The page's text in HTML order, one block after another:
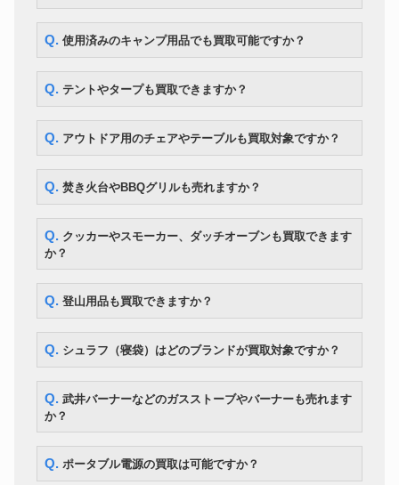
トレッキングシューズ 21,700円
snow peak フィールドクッカー
スモーカー
Sinsei ホームスモーカー・ロビ
ン2
スモーカー 7,000円
ダッチオーブン 8,400円
カーミットチェア
Kermit Chair スタンダード ウォ
ルナット
カーミットチェア Kermit Chair ワイドテーブル 23,100円
Q. 使用済みのキャンプ用品でも買取可能ですか？
Q. テントやタープも買取できますか？
Q. アウトドア用のチェアやテーブルも買取対象ですか？
Q. 焚き火台やBBQグリルも売れますか？
Q. クッカーやスモーカー、ダッチオーブンも買取できます
か？
Q. 登山用品も買取できますか？
Q. シュラフ（寝袋）はどのブランドが買取対象ですか？
Q. 武井バーナーなどのガスストーブやバーナーも売れます
か？
Q. ポータブル電源の買取は可能ですか？